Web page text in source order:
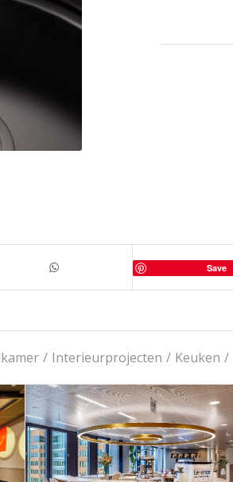
Save
/ Interieurprojecten / Keuken /
Elegante ronde
koffiecorner in luxe